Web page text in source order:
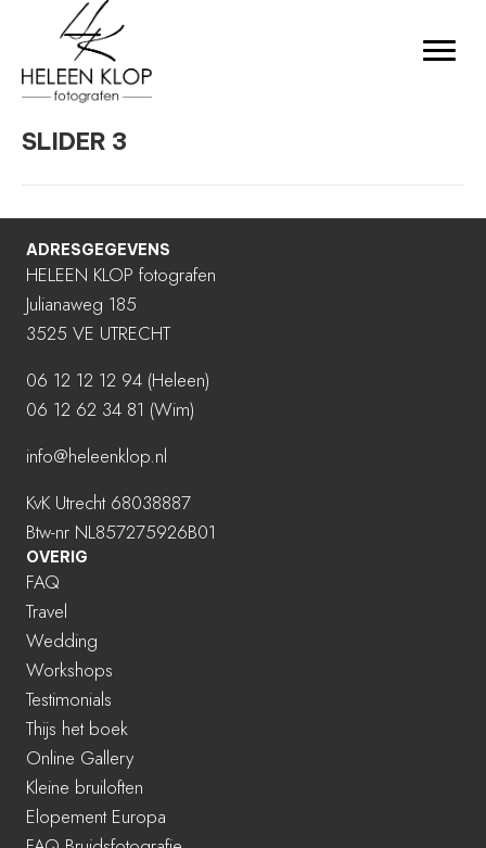
SLIDER 3
ADRESGEGEVENS
HELEEN KLOP fotografen
Julianaweg 185
3525 VE UTRECHT
06 12 12 12 94 (Heleen)
06 12 62 34 81 (Wim)
info@heleenklop.nl
KvK Utrecht 68038887
Btw-nr NL857275926B01
OVERIG
FAQ
Travel
Wedding
Workshops
Testimonials
Thijs het boek
Online Gallery
Kleine bruiloften
Elopement Europa